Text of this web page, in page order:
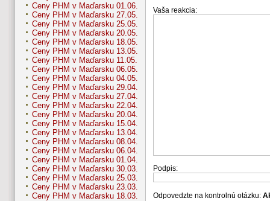
Ceny PHM v Maďarsku 01.06.
Ceny PHM v Maďarsku 27.05.
Ceny PHM v Maďarsku 25.05.
Ceny PHM v Maďarsku 20.05.
Ceny PHM v Maďarsku 18.05.
Ceny PHM v Maďarsku 13.05.
Ceny PHM v Maďarsku 11.05.
Ceny PHM v Maďarsku 06.05.
Ceny PHM v Maďarsku 04.05.
Ceny PHM v Maďarsku 29.04.
Ceny PHM v Maďarsku 27.04.
Ceny PHM v Maďarsku 22.04.
Ceny PHM v Maďarsku 20.04.
Ceny PHM v Maďarsku 15.04.
Ceny PHM v Maďarsku 13.04.
Ceny PHM v Maďarsku 08.04.
Ceny PHM v Maďarsku 06.04.
Ceny PHM v Maďarsku 01.04.
Ceny PHM v Maďarsku 30.03.
Ceny PHM v Maďarsku 25.03.
Ceny PHM v Maďarsku 23.03.
Ceny PHM v Maďarsku 18.03.
Vaša reakcia:
Podpis:
Odpovedzte na kontrolnú otázku: